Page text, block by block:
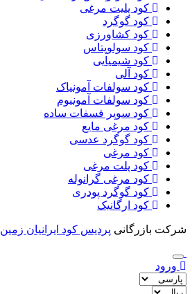
کود پلیت مرغی
کود گوگرد
کود کشاورزی
کود سولوپتاس
کود شیمیایی
کود آلی
کود سولفات آمونیاک
کود سولفات آمونیوم
کود سوپر فسفات ساده
کود مرغی مایع
کود گوگرد عدسی
کود مرغی
کود پلت مرغی
کود مرغی گرانوله
کود گوگرد پودری
کود ارگانیک
شرکت بازرگانی پردیس کود ایرانیان زمین
ورود